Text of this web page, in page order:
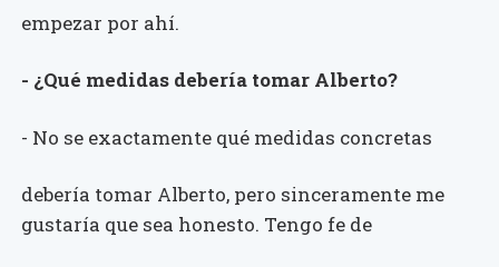
empezar por ahí.
- ¿Qué medidas debería tomar Alberto?
- No se exactamente qué medidas concretas
debería tomar Alberto, pero sinceramente me
gustaría que sea honesto. Tengo fe de